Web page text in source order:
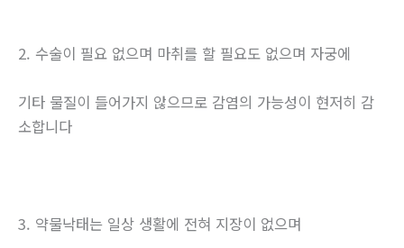
2. 수술이 필요 없으며 마취를 할 필요도 없으며 자궁에
기타 물질이 들어가지 않으므로 감염의 가능성이 현저히 감
소합니다
3. 약물낙태는 일상 생활에 전혀 지장이 없으며